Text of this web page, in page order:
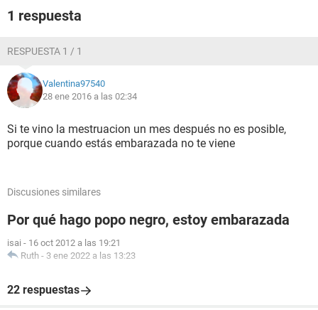
1 respuesta
RESPUESTA 1 / 1
Valentina97540
28 ene 2016 a las 02:34
Si te vino la mestruacion un mes después no es posible,
porque cuando estás embarazada no te viene
Discusiones similares
Por qué hago popo negro, estoy embarazada
isai - 16 oct 2012 a las 19:21
Ruth - 3 ene 2022 a las 13:23
22 respuestas